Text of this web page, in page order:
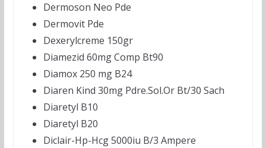
Dermoson Neo Pde
Dermovit Pde
Dexerylcreme 150gr
Diamezid 60mg Comp Bt90
Diamox 250 mg B24
Diaren Kind 30mg Pdre.Sol.Or Bt/30 Sach
Diaretyl B10
Diaretyl B20
Diclair-Hp-Hcg 5000iu B/3 Ampere